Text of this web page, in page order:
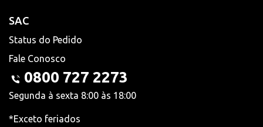
SAC
Status do Pedido
Fale Conosco
0800 727 2273
Segunda à sexta 8:00 às 18:00
*Exceto feriados